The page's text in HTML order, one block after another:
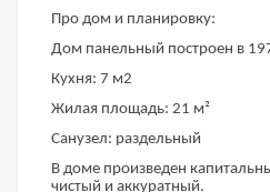
Про дом и планировку:
Дом панельный построен в
Кухня: 7 м2
Жилая площадь: 21 м²
Санузел: раздельный
В доме произведен
чистый и аккуратный.